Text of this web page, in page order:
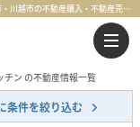
埼玉県 川越市笠幡 カウンターキッチン ｜鶴ヶ島市・坂戸市・東松山市・川越市の不動産購入・不動産売却のことならセンチュリー21明和ハウス
チン の不動産情報一覧
条件を絞り込む